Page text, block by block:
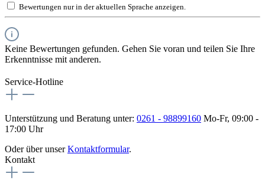
Bewertungen nur in der aktuellen Sprache anzeigen.
Keine Bewertungen gefunden. Gehen Sie voran und teilen Sie Ihre
Erkenntnisse mit anderen.
Service-Hotline
Unterstützung und Beratung unter: 0261 - 98899160 Mo-Fr, 09:00 -
17:00 Uhr
Oder über unserKontaktformular.
Kontakt